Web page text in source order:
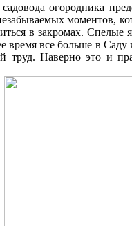
огородника
в закромах.
все больше в
Наверно это и